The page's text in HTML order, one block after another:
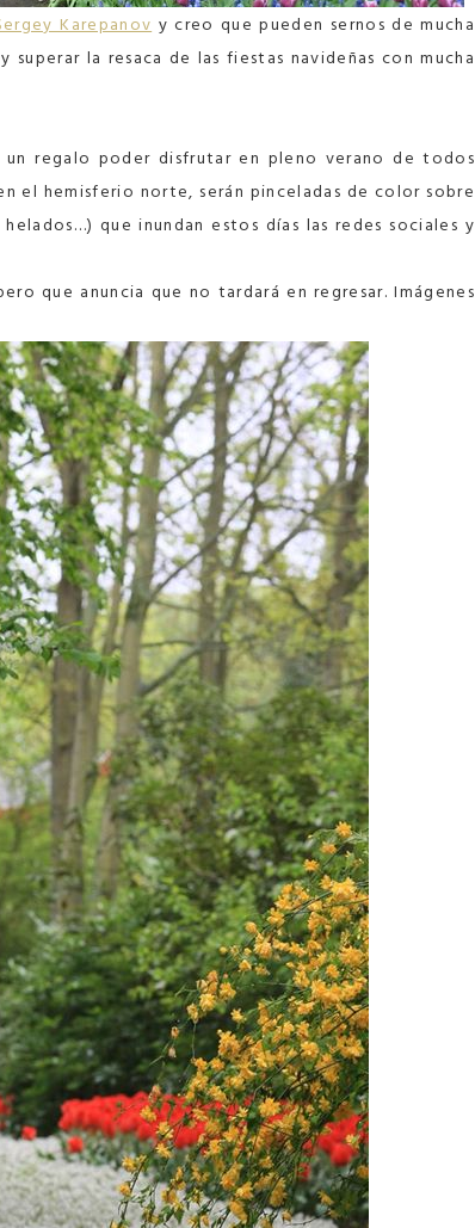
Karepanovy creo que pueden sernos de mucha
la resaca de las fiestas navideñas con mucha
un regalo poder disfrutar en pleno verano de todos
el hemisferio norte, serán pinceladas de color sobre
que inundan estos días las redes sociales y
que anuncia que no tardará en regresar. Imágenes